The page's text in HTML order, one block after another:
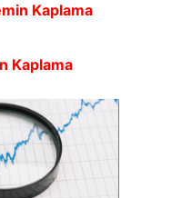
Kaplama
Kaplama